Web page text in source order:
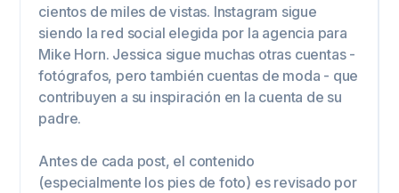
cientos de miles de vistas. Instagram sigue
siendo la red social elegida por la agencia para
Mike Horn. Jessica sigue muchas otras cuentas -
fotógrafos, pero también cuentas de moda - que
contribuyen a su inspiración en la cuenta de su
padre.
Antes de cada post, el contenido
(especialmente los pies de foto) es revisado por